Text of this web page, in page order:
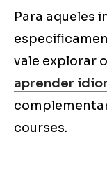
Para aqueles
vale explorar
aprender
courses.